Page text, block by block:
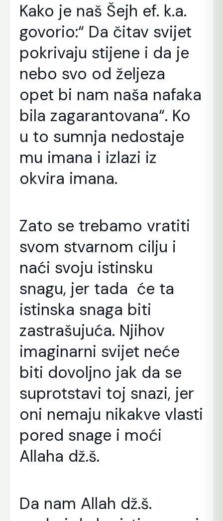
Kako je naš Šejh ef. k.a.
govorio:“ Da čitav svijet
pokrivaju stijene i da je
nebo svo od željeza
opet bi nam naša nafaka
bila zagarantovana“. Ko
u to sumnja nedostaje
mu imana i izlazi iz
okvira imana.
Zato se trebamo vratiti
svom stvarnom cilju i
naći svoju istinsku
snagu, jer tada će ta
istinska snaga biti
zastrašujuća. Njihov
imaginarni svijet neće
biti dovoljno jak da se
suprotstavi toj snazi, jer
oni nemaju nikakve vlasti
pored snage i moći
Allaha dž.š.
Da nam Allah dž.š.